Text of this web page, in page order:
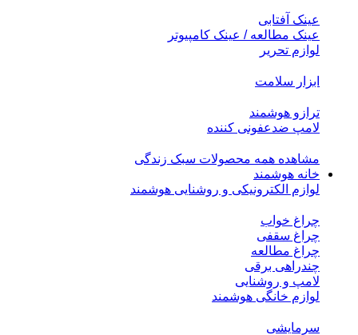
عینک آفتابی
عینک مطالعه / عینک کامپیوتر
لوازم تحریر
ابزار سلامت
ترازو هوشمند
لامپ ضدعفونی کننده
مشاهده همه محصولات سبک زندگی
خانه هوشمند
لوازم الکترونیکی و روشنایی هوشمند
چراغ خواب
چراغ سقفی
چراغ مطالعه
چندراهی برقی
لامپ و روشنایی
لوازم خانگی هوشمند
سرمایشی